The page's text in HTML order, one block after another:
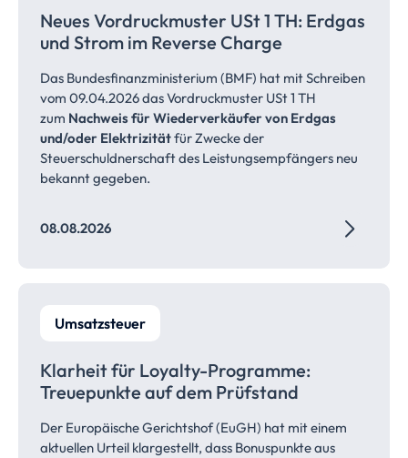
Neues Vordruckmuster USt 1 TH: Erdgas
und Strom im Reverse Charge
Das Bundesfinanzministerium (BMF) hat mit Schreiben
vom 09.04.2026 das Vordruckmuster USt 1 TH
zum Nachweis für Wiederverkäufer von Erdgas
und/oder Elektrizitätfür Zwecke der
Steuerschuldnerschaft des Leistungsempfängers neu
bekannt gegeben.
08.08.2026
Umsatzsteuer
Klarheit für Loyalty-Programme:
Treuepunkte auf dem Prüfstand
Der Europäische Gerichtshof (EuGH) hat mit einem
aktuellen Urteil klargestellt, dass Bonuspunkte aus